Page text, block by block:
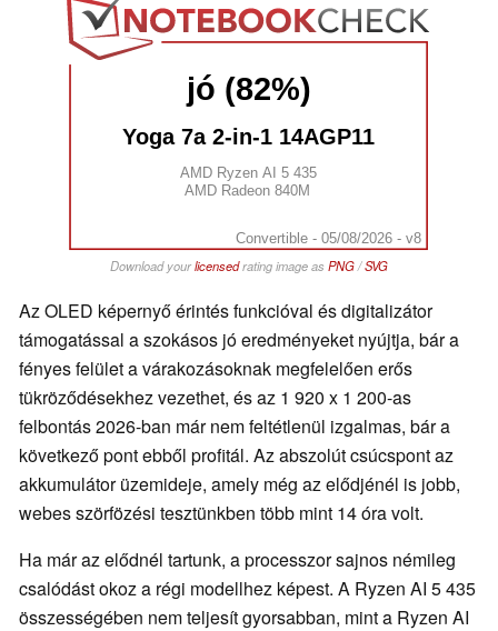
jó (82%)
Yoga 7a 2-in-1 14AGP11
AMD Ryzen AI 5 435
AMD Radeon 840M
Convertible - 05/08/2026 - v8
Download yourlicensedrating image as PNG/SVG
Az OLED képernyő érintés funkcióval és digitalizátor
támogatással a szokásos jó eredményeket nyújtja, bár a
fényes felület a várakozásoknak megfelelően erős
tükröződésekhez vezethet, és az 1 920 x 1 200-as
felbontás 2026-ban már nem feltétlenül izgalmas, bár a
következő pont ebből profitál. Az abszolút csúcspont az
akkumulátor üzemideje, amely még az elődjénél is jobb,
webes szörfözési tesztünkben több mint 14 óra volt.
Ha már az elődnél tartunk, a processzor sajnos némileg
csalódást okoz a régi modellhez képest. A Ryzen AI 5 435
összességében nem teljesít gyorsabban, mint a Ryzen AI